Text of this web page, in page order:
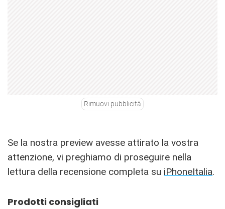
Rimuovi pubblicità
Se la nostra preview avesse attirato la vostra
attenzione, vi preghiamo di proseguire nella
lettura della recensione completa su iPhoneItalia.
Prodotti consigliati